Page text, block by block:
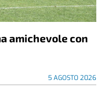
amichevole con
5 AGOSTO 2026